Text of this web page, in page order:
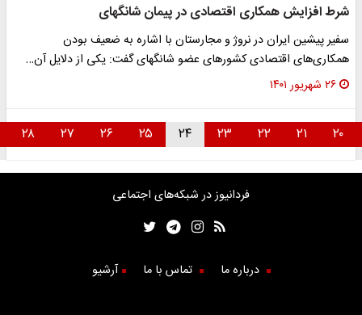
افزایش همکاری‌ اقتصادی در پیمان شانگهای
پیشین ایران در نروژ و مجارستان با اشاره به ضعیف بودن
اقتصادی کشورهای عضو شانگهای گفت: یکی از دلایل آن…
۲۱ ۲۲ ۲۳ ۲۴ ۲۵ ۲۶ ۲۷ ۲۸ ۲۹
فردانیوز در شبکه‌های اجتماعی
درباره ما تماس با ما آرشیو